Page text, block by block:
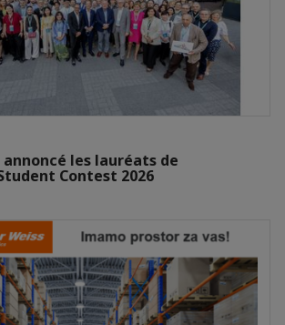
les lauréats de
Contest 2026